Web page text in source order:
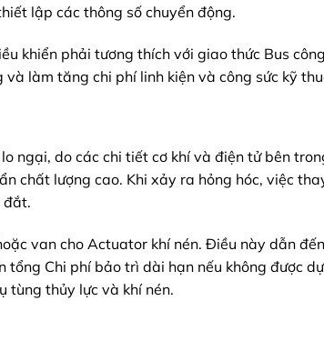
lập các thông số chuyển động.
khiển phải tương thích với giao thức Bus
làm tăng chi phí linh kiện và công sức kỹ
ngại, do các chi tiết cơ khí và điện tử bên
chất lượng cao. Khi xảy ra hỏng hóc, việc
đắt.
van cho Actuator khí nén. Điều này dẫn
Chi phí bảo trì dài hạn nếu không được
tùng thủy lực và khí nén.